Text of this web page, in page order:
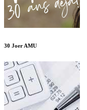
30 Joer AMU